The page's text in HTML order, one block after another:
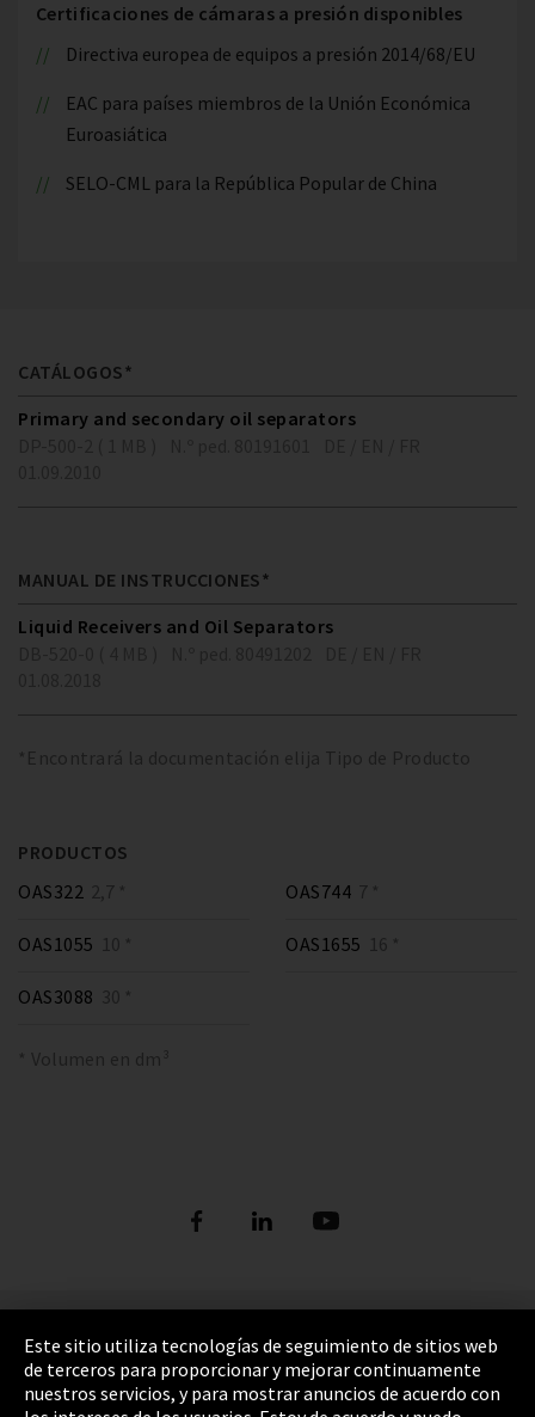
Certificaciones de cámaras a presión disponibles
Directiva europea de equipos a presión 2014/68/EU
EAC para países miembros de la Unión Económica
Euroasiática
SELO-CML para la República Popular de China
CATÁLOGOS*
Primary and secondary oil separators
MANUAL DE INSTRUCCIONES*
Liquid Receivers and Oil Separators
*Encontrará la documentación elija Tipo de Producto
PRODUCTOS
OAS322 2,7 * OAS744 7 *
OAS1055 10 * OAS1655 16 *
OAS3088 30 *
* Volumen en dm³
Pie de imprenta
Política de privacidad
Este sitio utiliza tecnologías de seguimiento de sitios web
de terceros para proporcionar y mejorar continuamente
nuestros servicios, y para mostrar anuncios de acuerdo con